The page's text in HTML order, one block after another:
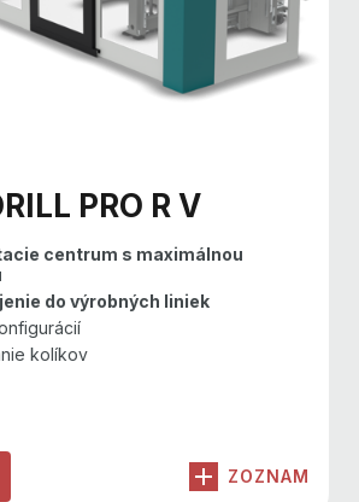
PRO R V
centrum s maximálnou
do výrobných liniek
kolíkov
ZOZNAM